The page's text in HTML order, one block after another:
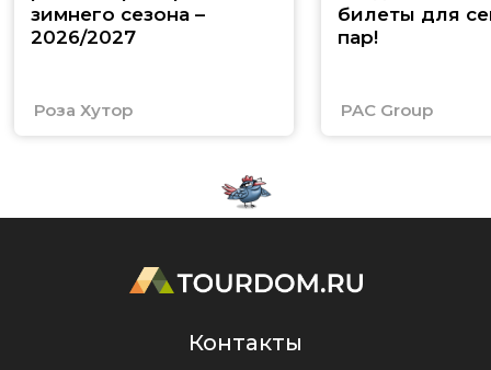
зимнего сезона –
2026/2027
Роза Хутор
билеты для
пар!
PAC Group
Контакты